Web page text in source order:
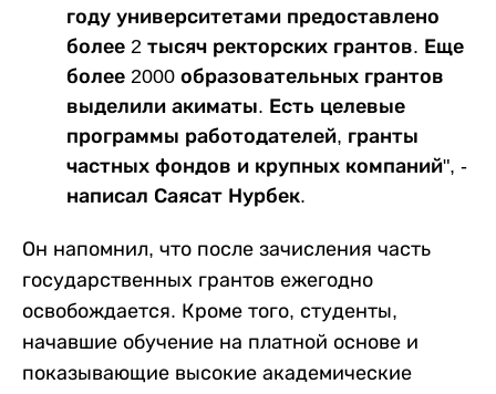
году университетами предоставлено
более 2 тысяч ректорских грантов. Еще
более 2000 образовательных грантов
выделили акиматы. Есть целевые
программы работодателей, гранты
частных фондов и крупных компаний", -
написал Саясат Нурбек.
Он напомнил, что после зачисления часть
государственных грантов ежегодно
освобождается. Кроме того, студенты,
начавшие обучение на платной основе и
показывающие высокие академические